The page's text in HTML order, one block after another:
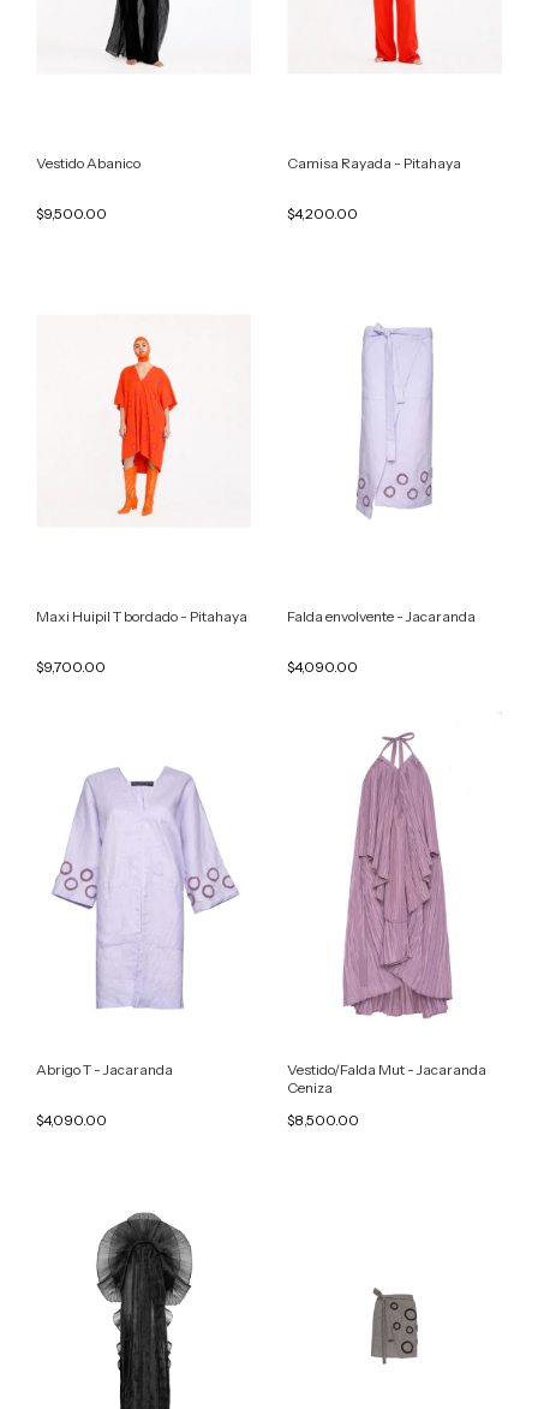
Vestido Abanico
$9,500.00
Camisa Rayada - Pitahaya
$4,200.00
Maxi Huipil T bordado - Pitahaya
$9,700.00
Falda envolvente - Jacaranda
$4,090.00
Abrigo T - Jacaranda
$4,090.00
Vestido/Falda Mut - Jacaranda
Ceniza
$8,500.00